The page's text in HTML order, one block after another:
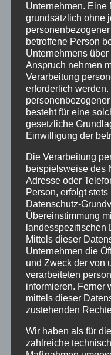
Haus Partale
Info
Oberstdorf
Stellenangebot
Traveller Review
Urlaub
Veranstaltungstipp
Wintersport
Bei uns…
Ausgezeichnet von
Unternehmen. Eine
grundsätzlich ohne
betroffene Person
Unternehmens
Anspruch nehmen
Verarbeitung
erforderlich
besteht für eine
gesetzliche
Einwilligung der
Die Verarbeitung
beispielsweise des
Adresse oder
Person, erfolgt
Datenschutz-
Übereinstimmung
landesspezifischen
Mittels dieser
Unternehmen die
und Zweck der von
verarbeiteten
informieren. Ferner
mittels dieser
zustehenden
Wir haben als für
zahlreiche